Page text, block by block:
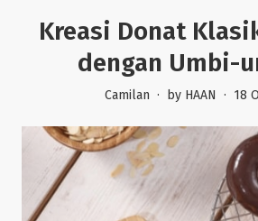
Kreasi Donat
dengan Umbi-
Camilan · by HAAN · 18